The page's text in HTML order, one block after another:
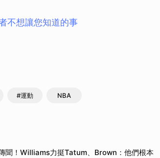
不想讓您知道的事
#運動 NBA
聞！Williams力挺Tatum、Brown：他們根本